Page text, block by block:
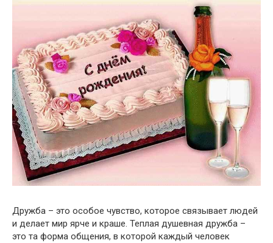
Дружба – это особое чувство, которое связывает людей
и делает мир ярче и краше. Теплая душевная дружба –
это та форма общения, в которой каждый человек